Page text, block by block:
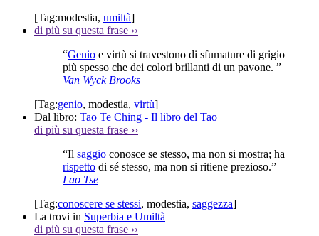
[Tag:modestia, umiltà]
di più su questa frase ››
“Genio e virtù si travestono di sfumature di grigio
più spesso che dei colori brillanti di un pavone. ”
Van Wyck Brooks
[Tag:genio, modestia, virtù]
Dal libro: Tao Te Ching - Il libro del Tao
di più su questa frase ››
“Il saggio conosce se stesso, ma non si mostra; ha
rispetto di sé stesso, ma non si ritiene prezioso.”
Lao Tse
[Tag:conoscere se stessi, modestia, saggezza]
La trovi in Superbia e Umiltà
di più su questa frase ››